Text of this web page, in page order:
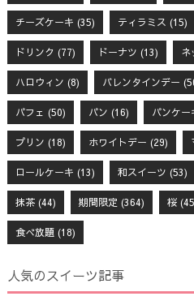
チーズケーキ (35) ティラミス (15)
ドリンク (77) ドーナツ (13) ネ
ハロウィン (8) バレンタインデー
パフェ (50) パン (16) パンケー
プリン (18) ホワイトデー (29)
ロールケーキ (13) 和スイーツ (53)
抹茶(44) 期間限定 (364) 桜
食べ放題(18)
人気のスイーツ記事